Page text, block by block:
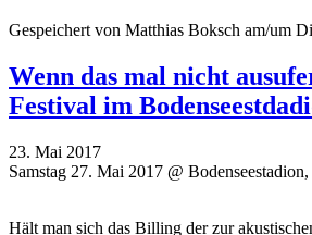
Gespeichert von Matthias Boksch am/um
Wenn das mal nicht
Festival im
23. Mai 2017
Samstag 27. Mai 2017 @
Hält man sich das Billing der zur